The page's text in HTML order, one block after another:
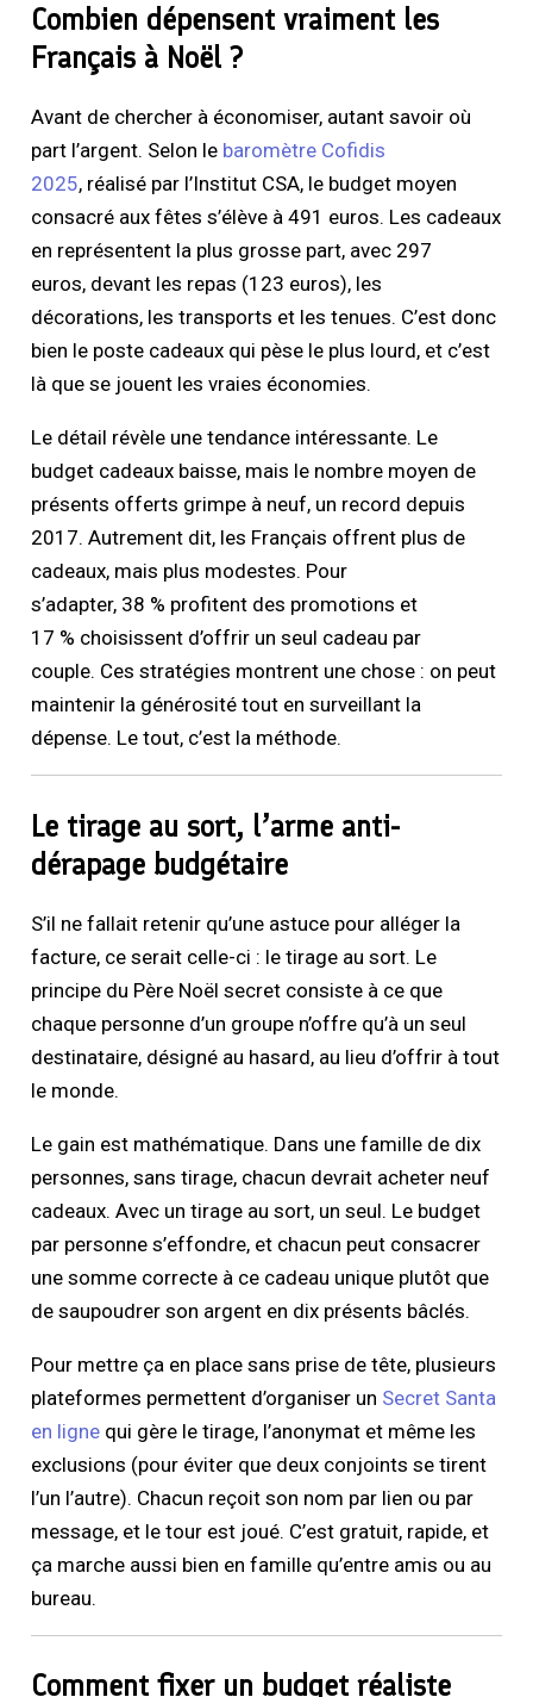
Combien dépensent vraiment les
Français à Noël ?
Avant de chercher à économiser, autant savoir où
part l’argent. Selon le baromètre Cofidis
2025, réalisé par l’Institut CSA, le budget moyen
consacré aux fêtes s’élève à 491 euros. Les cadeaux
en représentent la plus grosse part, avec 297
euros, devant les repas (123 euros), les
décorations, les transports et les tenues. C’est donc
bien le poste cadeaux qui pèse le plus lourd, et c’est
là que se jouent les vraies économies.
Le détail révèle une tendance intéressante. Le
budget cadeaux baisse, mais le nombre moyen de
présents offerts grimpe à neuf, un record depuis
2017. Autrement dit, les Français offrent plus de
cadeaux, mais plus modestes. Pour
s’adapter, 38 % profitent des promotions et
17 % choisissent d’offrir un seul cadeau par
couple. Ces stratégies montrent une chose : on peut
maintenir la générosité tout en surveillant la
dépense. Le tout, c’est la méthode.
Le tirage au sort, l’arme anti-
dérapage budgétaire
S’il ne fallait retenir qu’une astuce pour alléger la
facture, ce serait celle-ci : le tirage au sort. Le
principe du Père Noël secret consiste à ce que
chaque personne d’un groupe n’offre qu’à un seul
destinataire, désigné au hasard, au lieu d’offrir à tout
le monde.
Le gain est mathématique. Dans une famille de dix
personnes, sans tirage, chacun devrait acheter neuf
cadeaux. Avec un tirage au sort, un seul. Le budget
par personne s’effondre, et chacun peut consacrer
une somme correcte à ce cadeau unique plutôt que
de saupoudrer son argent en dix présents bâclés.
Pour mettre ça en place sans prise de tête, plusieurs
plateformes permettent d’organiser un Secret Santa
en ligne qui gère le tirage, l’anonymat et même les
exclusions (pour éviter que deux conjoints se tirent
l’un l’autre). Chacun reçoit son nom par lien ou par
message, et le tour est joué. C’est gratuit, rapide, et
ça marche aussi bien en famille qu’entre amis ou au
bureau.
Comment fixer un budget réaliste